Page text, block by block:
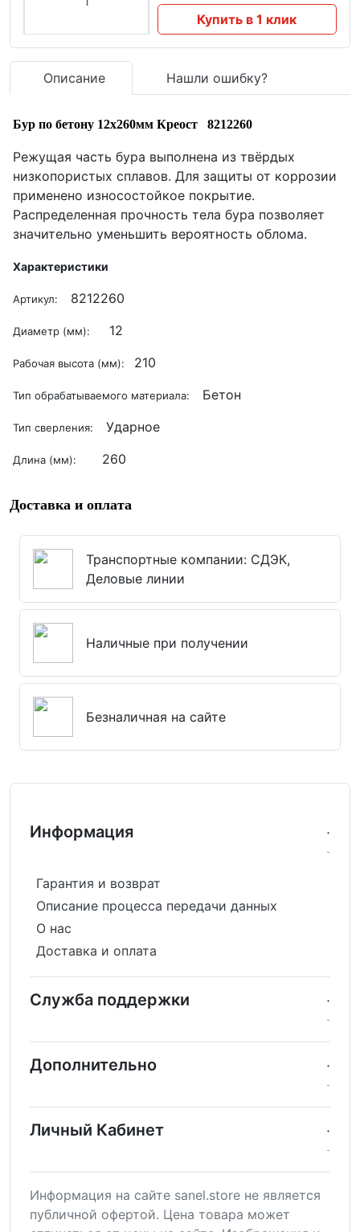
Купить в 1 клик
Описание Нашли ошибку?
Бур по бетону 12х260мм Креост 8212260
Режущая часть бура выполнена из твёрдых
низкопористых сплавов. Для защиты от коррозии
применено износостойкое покрытие.
Распределенная прочность тела бура позволяет
значительно уменьшить вероятность облома.
Характеристики
Артикул: 8212260
Диаметр (мм): 12
Рабочая высота (мм): 210
Тип обрабатываемого материала: Бетон
Тип сверления: Ударное
Длина (мм): 260
Доставка и оплата
Транспортные компании: СДЭК,
Деловые линии
Наличные при получении
Безналичная на сайте
Информация
Гарантия и возврат
Описание процесса передачи данных
О нас
Доставка и оплата
Служба поддержки
Дополнительно
Личный Кабинет
Информация на сайте sanel.store не является
публичной офертой. Цена товара может